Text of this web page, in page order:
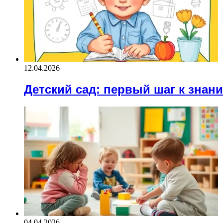
12.04.2026
Детский сад: первый шаг к